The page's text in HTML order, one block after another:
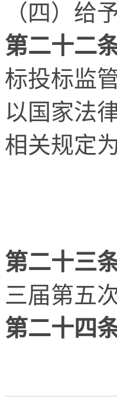
（四）给
第二十二
标投标监
以国家法
相关规定为
第二十三
三届第五
第二十四